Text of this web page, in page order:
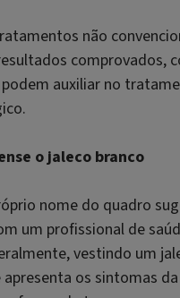
não
comprovados,
podem auxiliar no
o jaleco branco
nome do quadro
um profissional de
vestindo um
os sintomas